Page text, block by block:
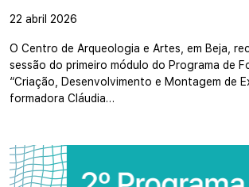
22 abril 2026
O Centro de Arqueologia e Artes, em Beja,
sessão do primeiro módulo do Programa de
“Criação, Desenvolvimento e Montagem de
formadora Cláudia…